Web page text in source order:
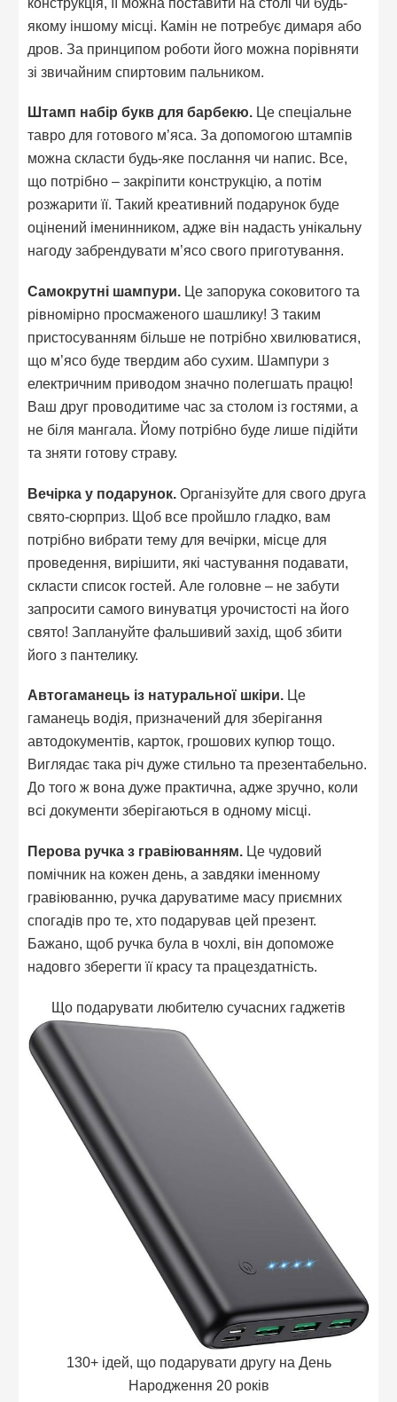
якому іншому місці. Камін не потребує димаря або
дров. За принципом роботи його можна порівняти
зі звичайним спиртовим пальником.
Штамп набір букв для барбекю. Це спеціальне
тавро для готового м’яса. За допомогою штампів
можна скласти будь-яке послання чи напис. Все,
що потрібно – закріпити конструкцію, а потім
розжарити її. Такий креативний подарунок буде
оцінений іменинником, адже він надасть унікальну
нагоду забрендувати м’ясо свого приготування.
Самокрутні шампури. Це запорука соковитого та
рівномірно просмаженого шашлику! З таким
пристосуванням більше не потрібно хвилюватися,
що м’ясо буде твердим або сухим. Шампури з
електричним приводом значно полегшать працю!
Ваш друг проводитиме час за столом із гостями, а
не біля мангала. Йому потрібно буде лише підійти
та зняти готову страву.
Вечірка у подарунок. Організуйте для свого друга
свято-сюрприз. Щоб все пройшло гладко, вам
потрібно вибрати тему для вечірки, місце для
проведення, вирішити, які частування подавати,
скласти список гостей. Але головне – не забути
запросити самого винуватця урочистості на його
свято! Заплануйте фальшивий захід, щоб збити
його з пантелику.
Автогаманець із натуральної шкіри. Це
гаманець водія, призначений для зберігання
автодокументів, карток, грошових купюр тощо.
Виглядає така річ дуже стильно та презентабельно.
До того ж вона дуже практична, адже зручно, коли
всі документи зберігаються в одному місці.
Перова ручка з гравіюванням. Це чудовий
помічник на кожен день, а завдяки іменному
гравіюванню, ручка даруватиме масу приємних
спогадів про те, хто подарував цей презент.
Бажано, щоб ручка була в чохлі, він допоможе
надовго зберегти її красу та працездатність.
Що подарувати любителю сучасних гаджетів
130+ ідей, що подарувати другу на День
Народження 20 років